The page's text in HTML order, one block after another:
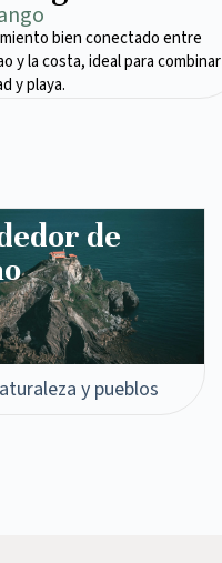
bien conectado entre
y la costa, ideal para combinar
y playa.
de
y pueblos